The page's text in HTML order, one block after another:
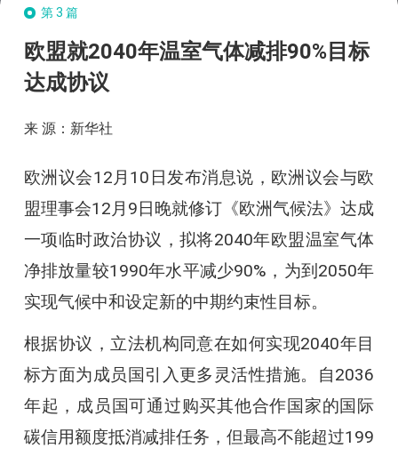
第3篇
欧盟就2040年温室气体减排90%目标
达成协议
来 源：新华社
欧洲议会12月10日发布消息说，欧洲议会与欧
盟理事会12月9日晚就修订《欧洲气候法》达成
一项临时政治协议，拟将2040年欧盟温室气体
净排放量较1990年水平减少90%，为到2050年
实现气候中和设定新的中期约束性目标。
根据协议，立法机构同意在如何实现2040年目
标方面为成员国引入更多灵活性措施。自2036
年起，成员国可通过购买其他合作国家的国际
碳信用额度抵消减排任务，但最高不能超过199